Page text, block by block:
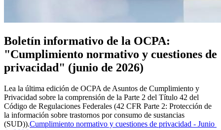
Boletín informativo de la OCPA:
"Cumplimiento normativo y cuestiones de
privacidad" (junio de 2026)
Lea la última edición de OCPA de Asuntos de Cumplimiento y
Privacidad sobre la comprensión de la Parte 2 del Título 42 del
Código de Regulaciones Federales (42 CFR Parte 2: Protección de
la información sobre trastornos por consumo de sustancias
(SUD)).Cumplimiento normativo y cuestiones de privacidad - Junio ​​